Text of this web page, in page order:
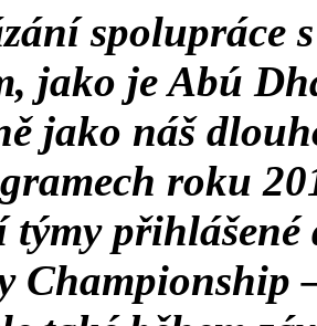
spolupráce
jako je Abú
jako náš
roku
týmy
Championship